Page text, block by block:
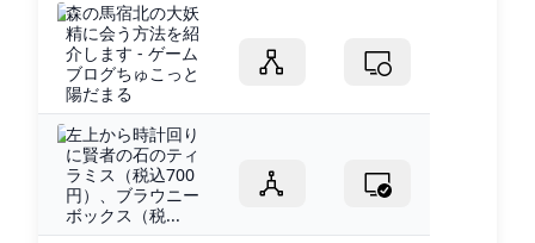
森の馬宿北の大妖
精に会う方法を紹
介します - ゲーム
ブログちゅこっと
陽だまる
左上から時計回り
に賢者の石のティ
ラミス（税込700
円）、ブラウニー
ボックス（税...